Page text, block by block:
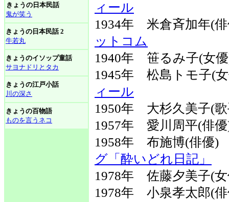
きょうの日本民話
鬼が笑う
きょうの日本民話 2
牛若丸
きょうのイソップ童話
サヨナドリとタカ
きょうの江戸小話
川の深さ
きょうの百物語
ものを言うネコ
ィール
1934年 米倉斉加
ットコム
1940年 笹るみ子(女
1945年 松島トモ
ィール
1950年 大杉久美子(
1957年 愛川周平(俳
1958年 布施博(俳
グ「酔いどれ日記」
1978年 佐藤夕美
1978年 小泉孝太